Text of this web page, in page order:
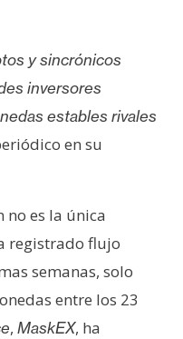
y sincrónicos
inversores
estables rivales
en su
no es la única
registrado flujo
semanas, solo
entre los 23
, MaskEX, ha